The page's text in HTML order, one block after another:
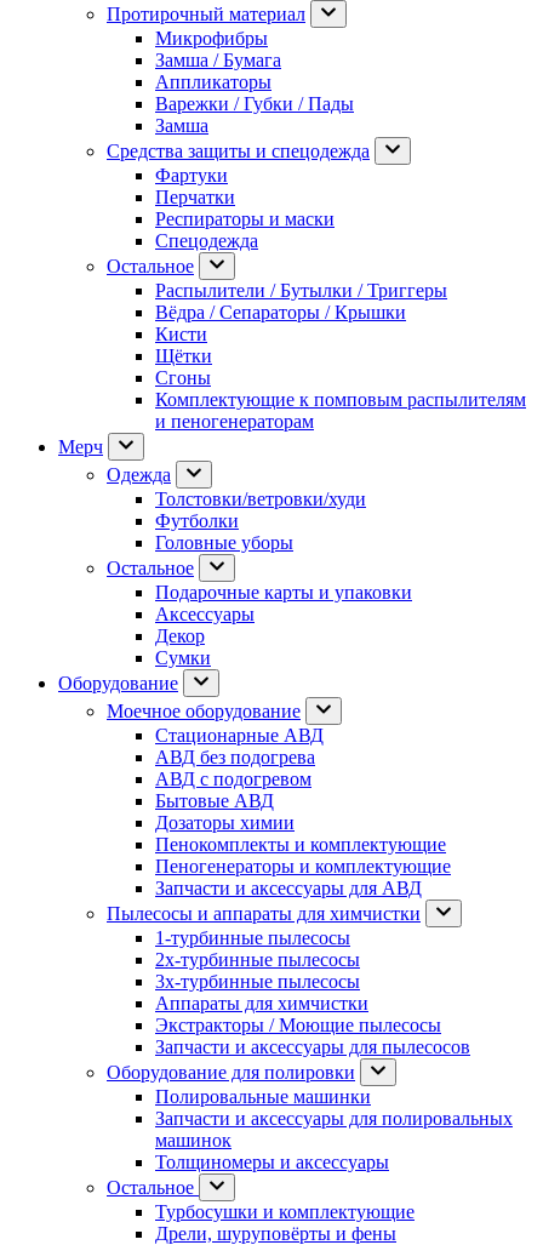
Протирочный материал
Микрофибры
Замша / Бумага
Аппликаторы
Варежки / Губки / Пады
Замша
Средства защиты и спецодежда
Фартуки
Перчатки
Респираторы и маски
Спецодежда
Остальное
Распылители / Бутылки / Триггеры
Вёдра / Сепараторы / Крышки
Кисти
Щётки
Сгоны
Комплектующие к помповым распылителям
и пеногенераторам
Мерч
Одежда
Толстовки/ветровки/худи
Футболки
Головные уборы
Остальное
Подарочные карты и упаковки
Аксессуары
Декор
Сумки
Оборудование
Моечное оборудование
Стационарные АВД
АВД без подогрева
АВД с подогревом
Бытовые АВД
Дозаторы химии
Пенокомплекты и комплектующие
Пеногенераторы и комплектующие
Запчасти и аксессуары для АВД
Пылесосы и аппараты для химчистки
1-турбинные пылесосы
2х-турбинные пылесосы
3х-турбинные пылесосы
Аппараты для химчистки
Экстракторы / Моющие пылесосы
Запчасти и аксессуары для пылесосов
Оборудование для полировки
Полировальные машинки
Запчасти и аксессуары для полировальных
машинок
Толщиномеры и аксессуары
Остальное
Турбосушки и комплектующие
Дрели, шуруповёрты и фены